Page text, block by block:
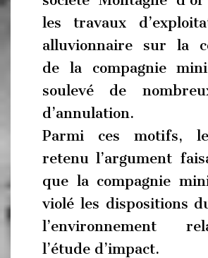
les travaux
alluvionnaire sur la
de la compagnie
soulevé de
d’annulation.
Parmi ces motifs,
retenu l’argument
que la compagnie
violé les dispositions
l’environnement
l’étude d’impact.